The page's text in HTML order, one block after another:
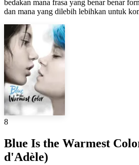
bedakan mana frasa yang benar benar
dan mana yang dilebih lebihkan untuk
8
Blue Is the Warmest
d'Adèle)